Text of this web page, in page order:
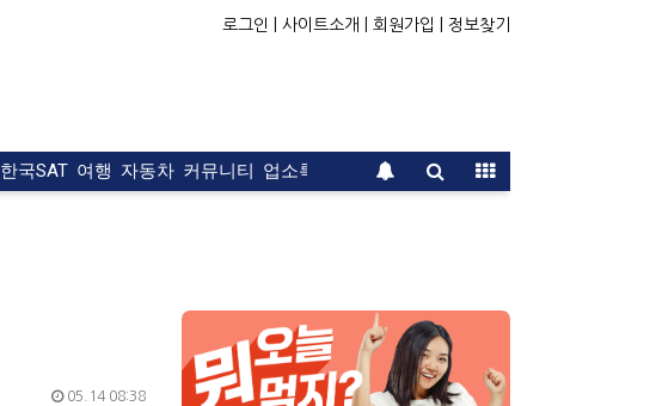
로그인 | 사이트소개 | 회원가입 | 정보찾기
한국SAT 여행 자동차 커뮤니티 업소록 운전면허 문의 광고
05.14 08:38